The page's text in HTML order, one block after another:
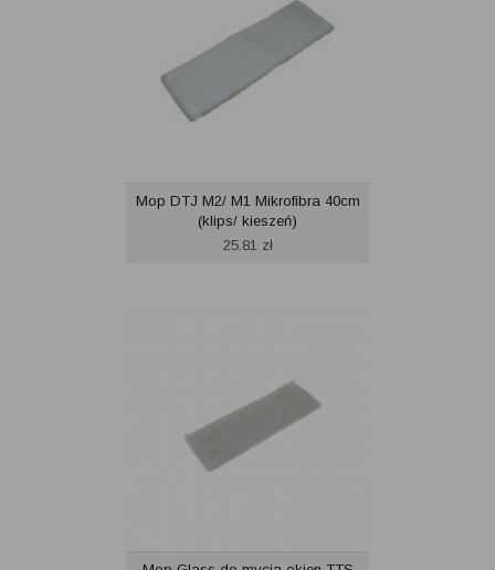
Mop DTJ M2/ M1 Mikrofibra 40cm
(klips/ kieszeń)
25.81 zł